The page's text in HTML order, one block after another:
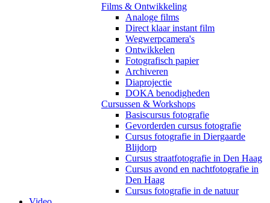
Films & Ontwikkeling
Analoge films
Direct klaar instant film
Wegwerpcamera's
Ontwikkelen
Fotografisch papier
Archiveren
Diaprojectie
DOKA benodigheden
Cursussen & Workshops
Basiscursus fotografie
Gevorderden cursus fotografie
Cursus fotografie in Diergaarde
Blijdorp
Cursus straatfotografie in Den Haag
Cursus avond en nachtfotografie in
Den Haag
Cursus fotografie in de natuur